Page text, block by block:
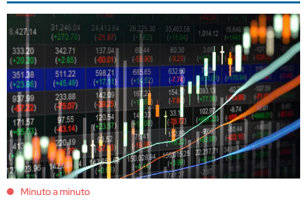
Minuto a minuto